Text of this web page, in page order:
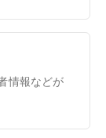
情報などが